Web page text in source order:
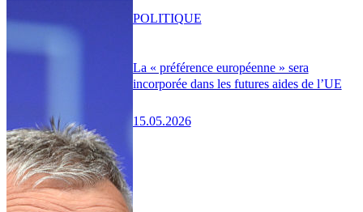
La « préférence européenne » sera
incorporée dans les futures aides de l’UE
15.05.2026
POLITIQUE